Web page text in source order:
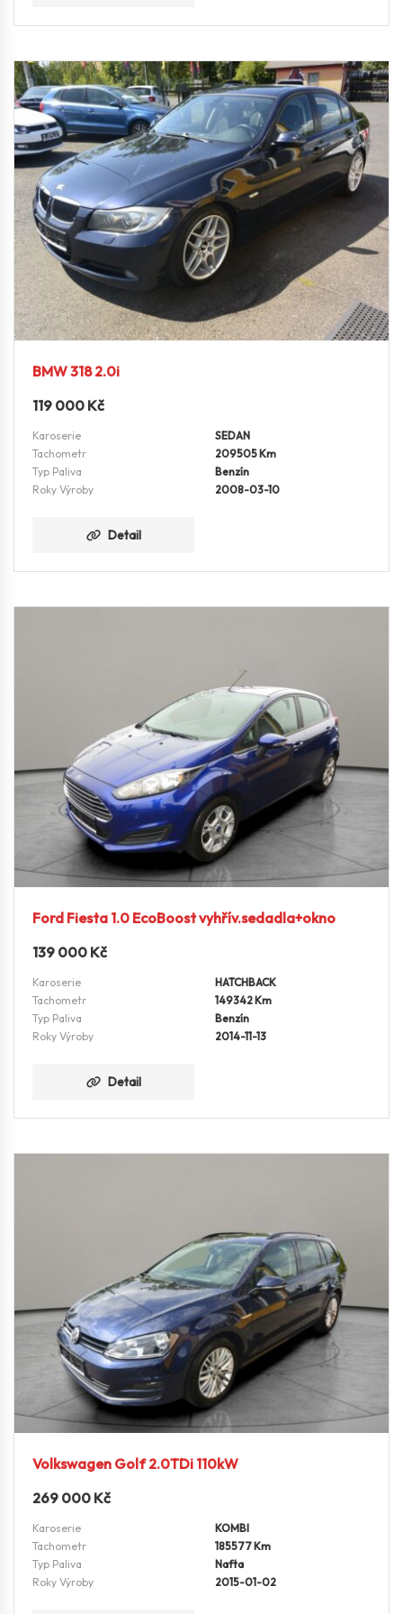
BMW 318 2.0i
119 000 Kč
Karoserie
SEDAN
Tachometr
209505 Km
Typ Paliva
Benzín
Roky Výroby
2008-03-10
Detail
Ford Fiesta 1.0 EcoBoost vyhřív.sedadla+okno
139 000 Kč
Karoserie
HATCHBACK
Tachometr
149342 Km
Typ Paliva
Benzín
Roky Výroby
2014-11-13
Detail
Volkswagen Golf 2.0TDi 110kW
269 000 Kč
Karoserie
KOMBI
Tachometr
185577 Km
Typ Paliva
Nafta
Roky Výroby
2015-01-02